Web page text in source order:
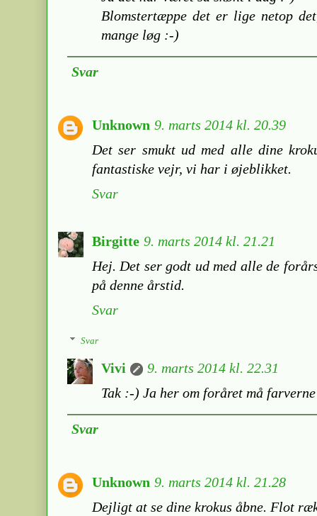
Blomstertæppe det er lige netop
mange løg :-)
Svar
Unknown 9. marts 2014 kl. 20.39
Det ser smukt ud med alle dine
fantastiske vejr, vi har i øjeblikket.
Svar
Birgitte 9. marts 2014 kl. 21.21
Hej. Det ser godt ud med alle de
på denne årstid.
Svar
Svar
Vivi
9. marts 2014 kl. 22.31
Tak :-) Ja her om foråret må
Svar
Unknown 9. marts 2014 kl. 21.28
Dejligt at se dine krokus åbne. Flot